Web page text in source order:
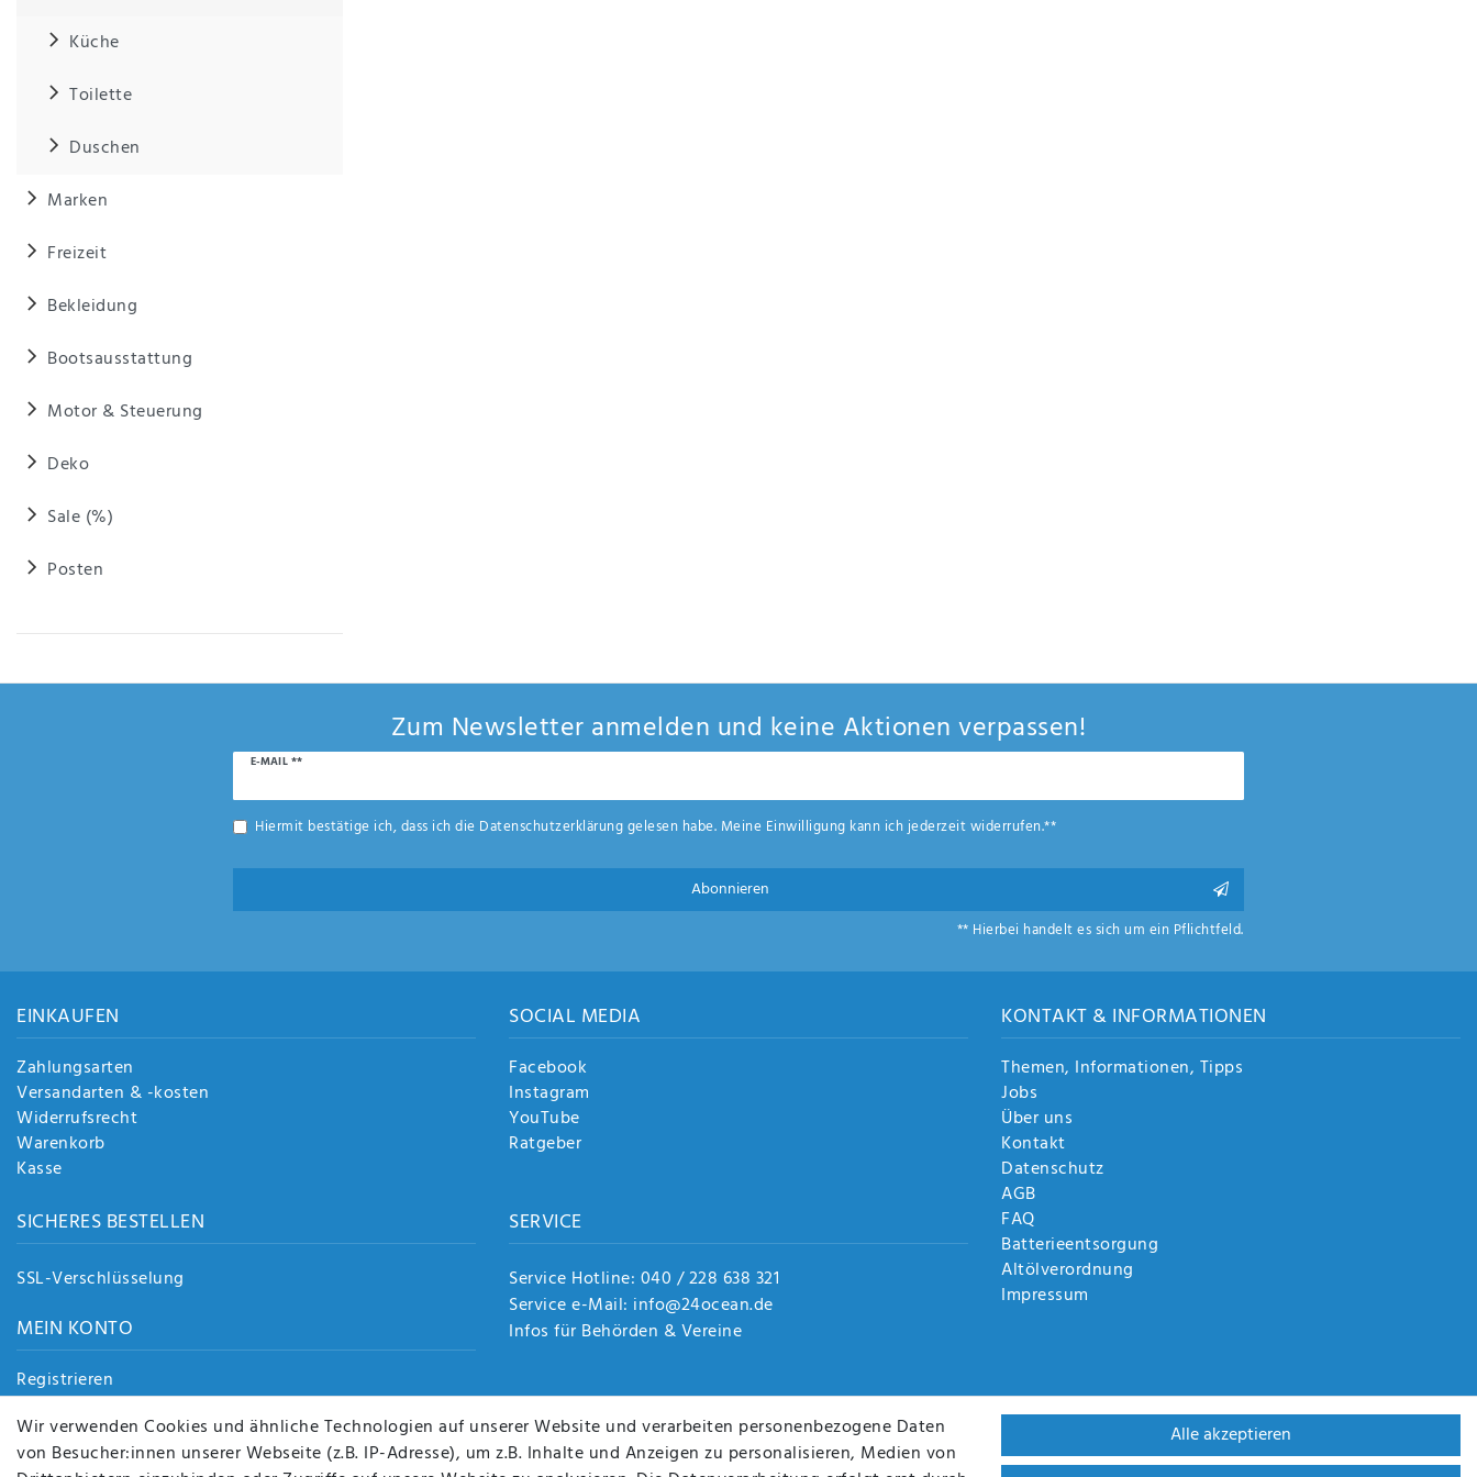
Küche
Toilette
Duschen
Marken
Freizeit
Bekleidung
Bootsausstattung
Motor & Steuerung
Deko
Sale (%)
Posten
bestätige
ich, dass
Daten­
erklärung
habe.
Anf
rag
sen
Zum Newsletter anmelden und keine Aktionen verpassen!
E-MAIL **
Newsletter
Hiermit bestätige ich, dass ich die Daten­schutz­erklärunggelesen habe. Meine Einwilligung kann ich jederzeit widerrufen.**
Abonnieren
** Hierbei handelt es sich um ein Pflichtfeld.
EINKAUFEN
Zahlungsarten
Versandarten & -kosten
Widerrufsrecht
Warenkorb
Kasse
SICHERES BESTELLEN
SSL-Verschlüsselung
MEIN KONTO
Registrieren
Login
SOCIAL MEDIA
Facebook
Instagram
YouTube
Ratgeber
SERVICE
Service Hotline: 040 / 228 638 321
Service e-Mail: info@24ocean.de
Infos für Behörden & Vereine
KONTAKT & INFORMATIONEN
Themen, Informationen, Tipps
Jobs
Über uns
Kontakt
Datenschutz
AGB
FAQ
Batterieentsorgung
Altölverordnung
Impressum
Wir verwenden Cookies und ähnliche Technologien auf unserer Website und verarbeiten personenbezogene Daten
von Besucher:innen unserer Webseite (z.B. IP-Adresse), um z.B. Inhalte und Anzeigen zu personalisieren, Medien von
Alle akzeptieren